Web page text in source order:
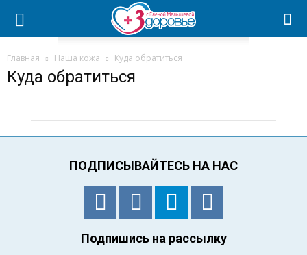
Главная Наша кожа Куда обратиться
Куда обратиться
ПОДПИСЫВАЙТЕСЬ НА НАС
Подпишись на рассылку